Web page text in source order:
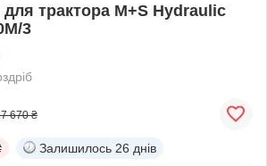
трактора M+S Hydraulic
3
670 ₴
Залишилось 26 днів